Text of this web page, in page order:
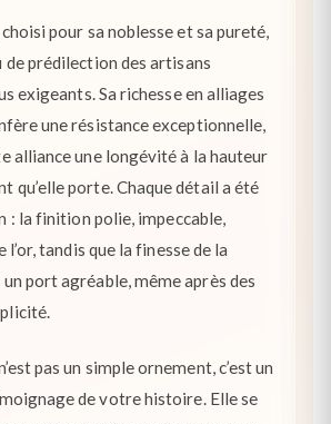
choisi pour sa noblesse et sa pureté,
prédilection des artisans
exigeants. Sa richesse en alliages
une résistance exceptionnelle,
alliance une longévité à la hauteur
qu’elle porte. Chaque détail a été
: la finition polie, impeccable,
l’or, tandis que la finesse de la
port agréable, même après des
pas un simple ornement, c’est un
de votre histoire. Elle se